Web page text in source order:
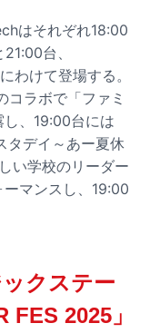
はそれぞれ18:00
台、
わけて登場する。
コラボで「ファミ
、19:00台には
タデイ～あー夏休
い学校のリーダー
マンスし、19:00
クステー
2025」